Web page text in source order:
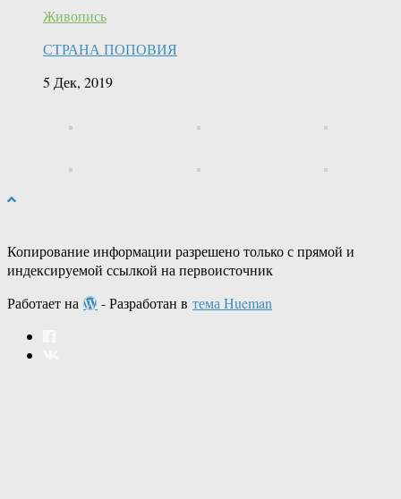
Живопись
СТРАНА ПОПОВИЯ
5 Дек, 2019
Копирование информации разрешено только с прямой и
индексируемой ссылкой на первоисточник
Работает на
- Разработан в тема Hueman